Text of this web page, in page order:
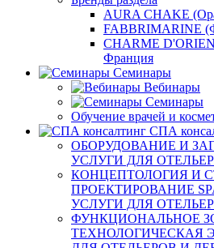
AURA CHAKE
FABBRIMARINE
CHARME
Франция
Семинары
Вебинары
Семинары
Обучение врачей и
СПА
ОБОРУДОВАНИЕ И
УСЛУГИ ДЛЯ
КОНЦЕПТОЛОГИЯ И
ПРОЕКТИРОВАНИЕ
УСЛУГИ ДЛЯ
ФУНКЦИОНАЛЬНОЕ
ТЕХНОЛОГИЧЕСКАЯ